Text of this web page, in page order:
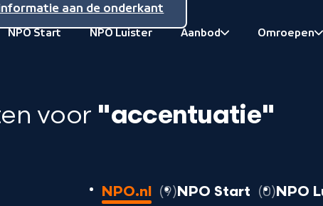
aan de onderkant
NPO Start NPO Luister
Aanbod
Omroepen
voor "accentuatie"
9
NPO.nl 9 resultaten
NPO Start 0 NPO